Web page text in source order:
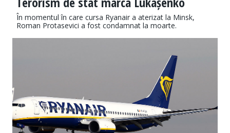
În momentul în care cursa Ryanair a aterizat la Minsk,
Roman Protasevici a fost condamnat la moarte.